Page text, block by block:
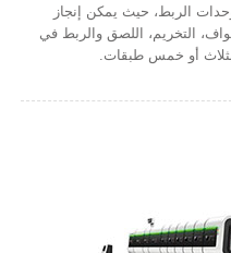
الربط، حيث يمكن إنجاز
التخريم، اللصق والربط في
بثلاث أو خمس طبقات.